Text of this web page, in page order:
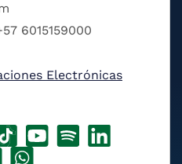
6015159000
Electrónicas